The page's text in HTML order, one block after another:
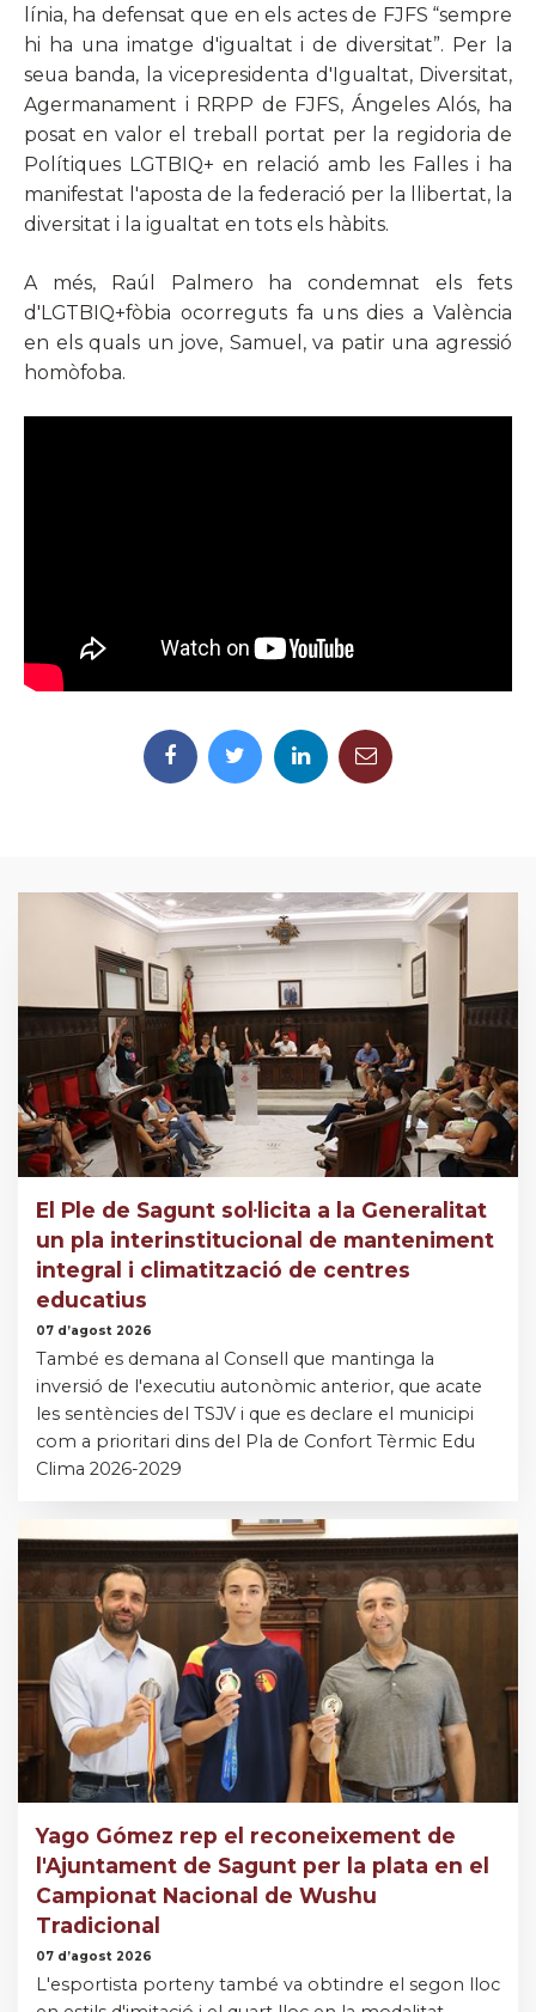
línia, ha defensat que en els actes de FJFS “sempre
hi ha una imatge d'igualtat i de diversitat”. Per la
seua banda, la vicepresidenta d'Igualtat, Diversitat,
Agermanament i RRPP de FJFS, Ángeles Alós, ha
posat en valor el treball portat per la regidoria de
Polítiques LGTBIQ+ en relació amb les Falles i ha
manifestat l'aposta de la federació per la llibertat, la
diversitat i la igualtat en tots els hàbits.
A més, Raúl Palmero ha condemnat els fets
d'LGTBIQ+fòbia ocorreguts fa uns dies a València
en els quals un jove, Samuel, va patir una agressió
homòfoba.
El Ple de Sagunt sol·licita a la Generalitat
un pla interinstitucional de manteniment
integral i climatització de centres
educatius
07 d’agost 2026
També es demana al Consell que mantinga la
inversió de l'executiu autonòmic anterior, que acate
les sentències del TSJV i que es declare el municipi
com a prioritari dins del Pla de Confort Tèrmic Edu
Clima 2026-2029
Yago Gómez rep el reconeixement de
l'Ajuntament de Sagunt per la plata en el
Campionat Nacional de Wushu
Tradicional
07 d’agost 2026
L'esportista porteny també va obtindre el segon lloc